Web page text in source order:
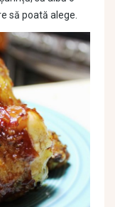
să poată alege.